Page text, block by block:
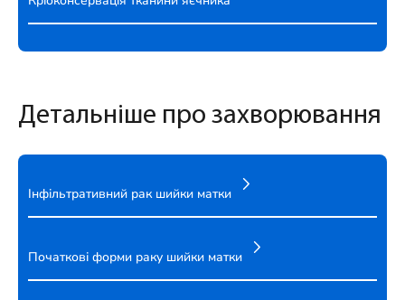
Детальніше про захворювання
Інфільтративний рак шийки матки
Початкові форми раку шийки матки